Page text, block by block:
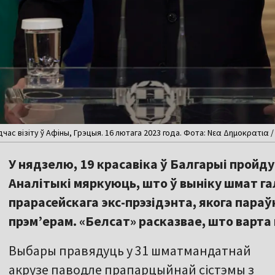
візіту ў Афіны, Грэцыя. 16 лютага 2023 года. Фота: Νεα Δημοκρατια /
У нядзелю, 19 красавіка ў Балгарыі
Аналітыкі мяркуюць, што ў выніку шмат
прарасейскага экс-прэзідэнта, якога
прэм’ерам. «Белсат» расказвае, што
Выбары правядуць у 31 шматмандатнай
акрузе паводле прапарцыйнай сістэмы з